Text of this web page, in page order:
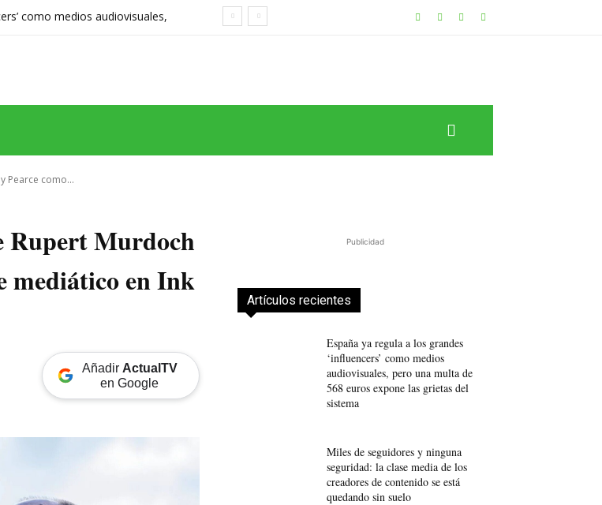
como medios audiovisuales,
Pearce como...
Rupert Murdoch
mediático en Ink
Añadir ActualTV
en Google
Publicidad
Artículos recientes
España ya regula a los grandes
‘influencers’ como medios
audiovisuales, pero una multa de
568 euros expone las grietas del
sistema
Miles de seguidores y ninguna
seguridad: la clase media de los
creadores de contenido se está
quedando sin suelo